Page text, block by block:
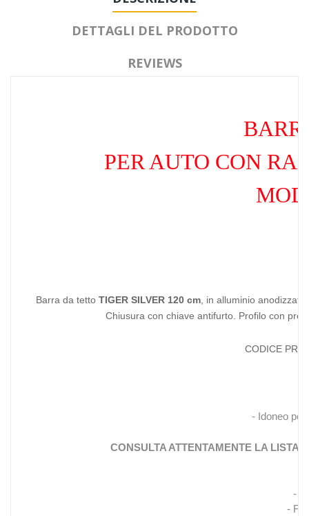
DETTAGLI DEL PRODOTTO
REVIEWS
PER AUTO CON
Barra da tetto TIGER SILVER 120 cm, in alluminio
Chiusura con chiave antifurto. Profilo con
CODICE
- Idoneo per
CONSULTA ATTENTAMENTE LA LISTA
-
-